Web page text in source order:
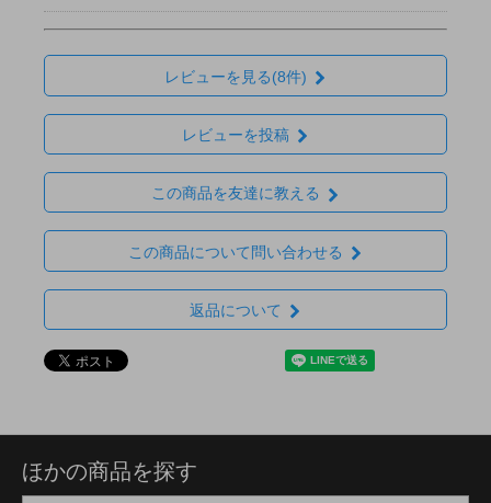
レビューを見る(8件)
レビューを投稿
この商品を友達に教える
この商品について問い合わせる
返品について
ほかの商品を探す